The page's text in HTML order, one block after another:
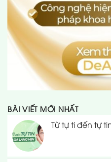
BÀI VIẾT MỚI NHẤT
Từ tự ti đến tự